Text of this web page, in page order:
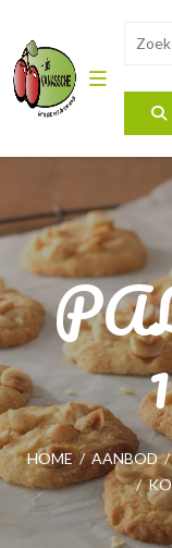
HOME / AANBOD /
/